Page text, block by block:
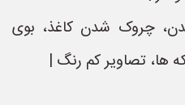
چروک شدن کاغذ، بوی
تصاویر کم رنگ |